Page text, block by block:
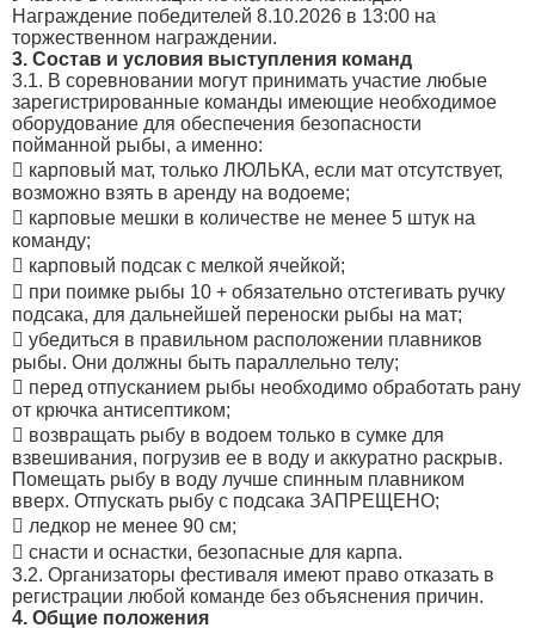
Награждение победителей 8.10.2026 в 13:00 на
торжественном награждении.
3. Состав и условия выступления команд
3.1. В соревновании могут принимать участие любые
зарегистрированные команды имеющие необходимое
оборудование для обеспечения безопасности
пойманной рыбы, а именно:
 карповый мат, только ЛЮЛЬКА, если мат отсутствует,
возможно взять в аренду на водоеме;
 карповые мешки в количестве не менее 5 штук на
команду;
 карповый подсак с мелкой ячейкой;
 при поимке рыбы 10 + обязательно отстегивать ручку
подсака, для дальнейшей переноски рыбы на мат;
 убедиться в правильном расположении плавников
рыбы. Они должны быть параллельно телу;
 перед отпусканием рыбы необходимо обработать рану
от крючка антисептиком;
 возвращать рыбу в водоем только в сумке для
взвешивания, погрузив ее в воду и аккуратно раскрыв.
Помещать рыбу в воду лучше спинным плавником
вверх. Отпускать рыбу с подсака ЗАПРЕЩЕНО;
 ледкор не менее 90 см;
 снасти и оснастки, безопасные для карпа.
3.2. Организаторы фестиваля имеют право отказать в
регистрации любой команде без объяснения причин.
4. Общие положения